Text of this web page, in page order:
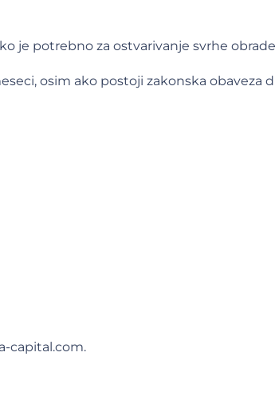
je potrebno za ostvarivanje svrhe
osim ako postoji zakonska obaveza
capital.com.